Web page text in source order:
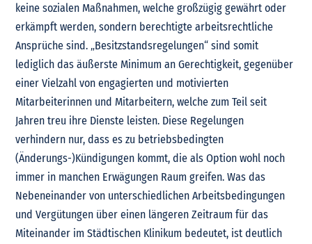
keine sozialen Maßnahmen, welche großzügig gewährt oder
erkämpft werden, sondern berechtigte arbeitsrechtliche
Ansprüche sind. „Besitzstandsregelungen“ sind somit
lediglich das äußerste Minimum an Gerechtigkeit, gegenüber
einer Vielzahl von engagierten und motivierten
Mitarbeiterinnen und Mitarbeitern, welche zum Teil seit
Jahren treu ihre Dienste leisten. Diese Regelungen
verhindern nur, dass es zu betriebsbedingten
(Änderungs-)Kündigungen kommt, die als Option wohl noch
immer in manchen Erwägungen Raum greifen. Was das
Nebeneinander von unterschiedlichen Arbeitsbedingungen
und Vergütungen über einen längeren Zeitraum für das
Miteinander im Städtischen Klinikum bedeutet, ist deutlich